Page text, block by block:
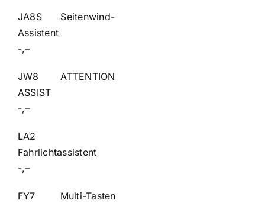
JA8S Seitenwind-
-,–
JW8 ATTENTION
-,–
LA2
-,–
FY7 Multi-Tasten